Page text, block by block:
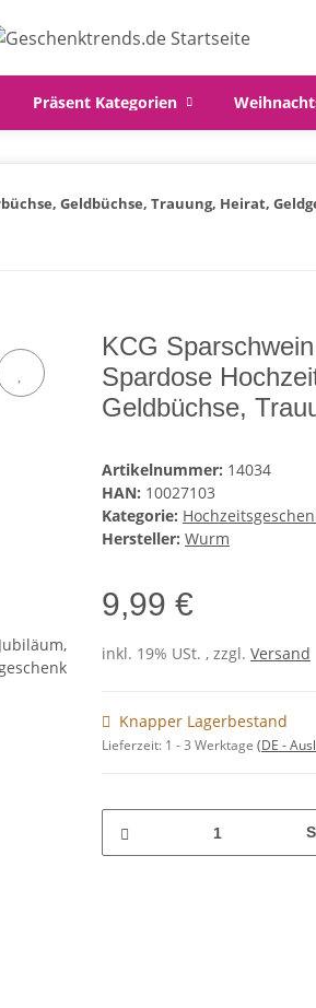
Präsent Kategorien
Geldbüchse, Trauung, Heirat,
KCG
Spardose
Geldbüchse,
Artikelnummer: 14034
HAN: 10027103
Kategorie:
Hersteller: Wurm
9,99 €
inkl. 19% USt. , zzgl. Versand
Knapper Lagerbestand
Lieferzeit: 1 - 3 Werktage (DE -